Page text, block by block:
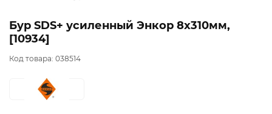
Бур SDS+ усиленный Энкор 8x310мм,
[10934]
Код товара: 038514